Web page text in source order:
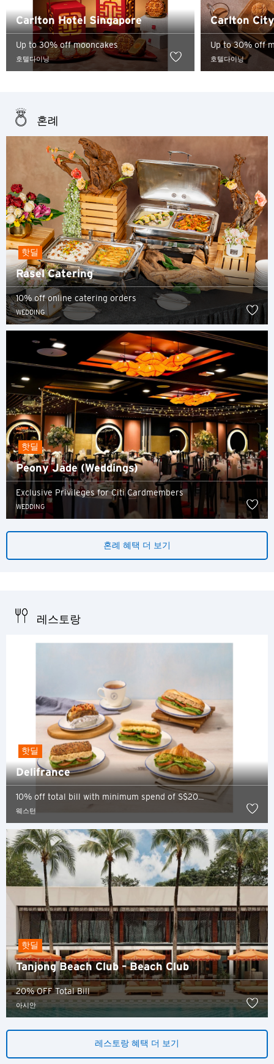
Carlton Hotel Singapore
Up to 30% off mooncakes
호텔다이닝
Carlton
Up to 30% off
호텔다이닝
혼례
핫딜
Rasel Catering
10% off online catering orders
WEDDING
핫딜
Peony Jade (Weddings)
Exclusive Privileges for Citi Cardmembers
WEDDING
혼례 혜택 더 보기
레스토랑
핫딜
Delifrance
10% off total bill with minimum spend of S$20...
웨스턴
핫딜
Tanjong Beach Club – Beach Club
20% OFF Total Bill
아시안
레스토랑 혜택 더 보기